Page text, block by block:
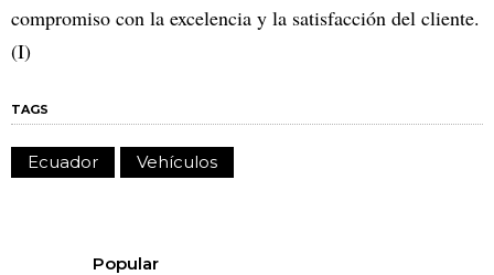
compromiso con la excelencia y la satisfacción del cliente.
(I)
TAGS
Ecuador Vehículos
Popular